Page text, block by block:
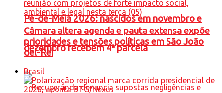
Pé-de-Meia 2026: nascidos em novembro e
dezembro recebem 4ª parcela
Câmara altera agenda e pauta extensa expõe
prioridades e tensões políticas em São João
del-Rei
Brasil